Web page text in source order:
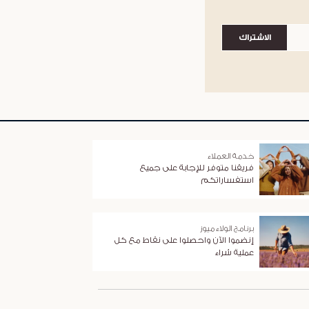
الاشتراك
خدمة العملاء
فريقنا متوفر للإجابة على جميع
استفساراتكم
برنامج الولاء ميوز
إنضموا الآن واحصلوا على نقاط مع كل
عملية شراء